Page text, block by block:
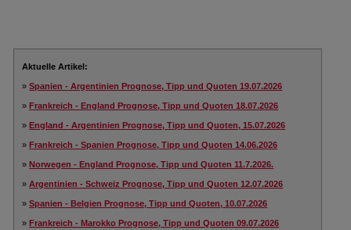
Aktuelle Artikel:
»Spanien - Argentinien Prognose, Tipp und Quoten 19.07.2026
»Frankreich - England Prognose, Tipp und Quoten 18.07.2026
»England - Argentinien Prognose, Tipp und Quoten, 15.07.2026
»Frankreich - Spanien Prognose, Tipp und Quoten 14.06.2026
»Norwegen - England Prognose, Tipp und Quoten 11.7.2026.
»Argentinien - Schweiz Prognose, Tipp und Quoten 12.07.2026
»Spanien - Belgien Prognose, Tipp und Quoten, 10.07.2026
»Frankreich - Marokko Prognose, Tipp und Quoten 09.07.2026